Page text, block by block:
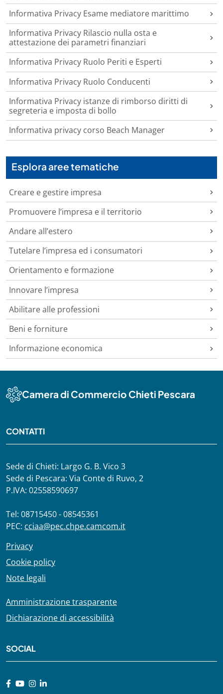
Informativa Privacy Esame mediatore marittimo
Informativa Privacy Rilascio nulla osta e
attestazione dei parametri finanziari
Informativa Privacy Ruolo Periti e Esperti
Informativa Privacy Ruolo Conducenti
Informativa Privacy istanze di rimborso diritti di
segreteria e imposta di bollo
Informativa privacy corso Beach Manager
Esplora aree tematiche
Creare e gestire impresa
Promuovere l’impresa e il territorio
Andare all’estero
Tutelare l’impresa ed i consumatori
Orientamento e formazione
Innovare l’impresa
Abilitare alle professioni
Beni e forniture
Informazione economica
Camera di Commercio Chieti Pescara
CONTATTI
Sede di Chieti: Largo G. B. Vico 3
Sede di Pescara: Via Conte di Ruvo, 2
P.IVA: 02558590697
Tel: 08715450 - 08545361
PEC: cciaa@pec.chpe.camcom.it
Privacy
Cookie policy
Note legali
Amministrazione trasparente
Dichiarazione di accessibilità
SOCIAL